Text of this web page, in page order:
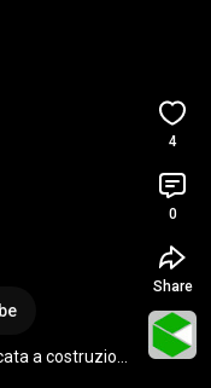
a costruzioni
4
0
Share